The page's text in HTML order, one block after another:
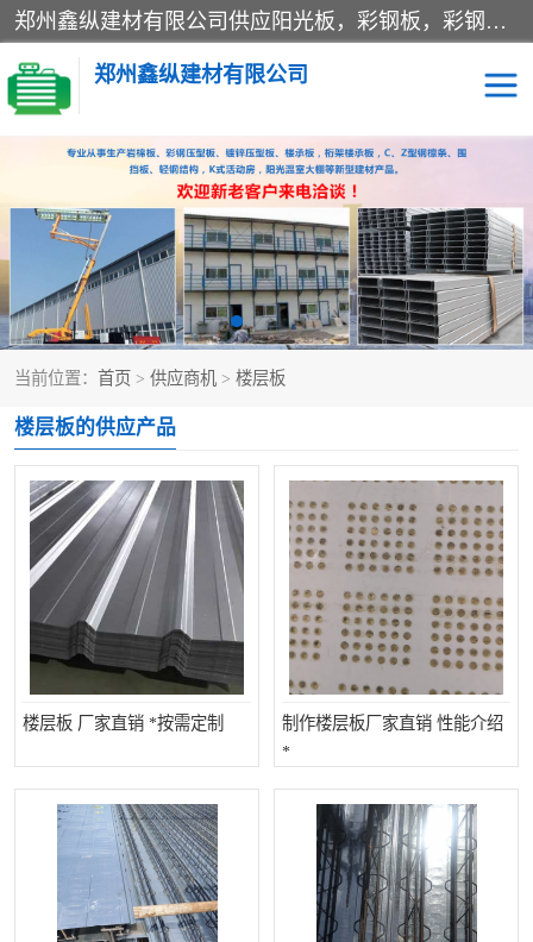
郑州鑫纵建材有限公司供应阳光板，彩钢板，彩钢钢构工程是一家集生产销售租赁安装于一体的企业，主要生产PC采光板，耐力板，仿古琉璃采光板，岩棉板、彩钢压型板、镀锌压型板、桁架楼承板，C、Z型钢檩条、围挡板、轻钢结构，阳光温室大棚等新型建材产品。公司旗下有多台移动式高空压瓦机租赁，承接全国各地业务，专业对外租赁各种型号压瓦机。
郑州鑫纵建材有限公司
当前位置： 首页 > 供应商机 > 楼层板
楼层板的供应产品
楼层板 厂家直销 *按需定制
制作楼层板厂家直销 性能介绍
*
高空瓦机租赁 ASA合成树脂仿古瓦
CZ型钢 FRP采光板
PC多层板 PC耐力板
建筑围挡
新型活动房
岩棉板 钢结构配件
围挡 彩钢板
生产加工单板复合围挡 市
政围挡